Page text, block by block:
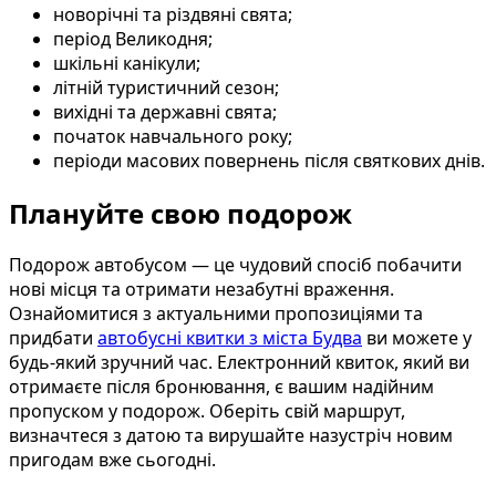
новорічні та різдвяні свята;
період Великодня;
шкільні канікули;
літній туристичний сезон;
вихідні та державні свята;
початок навчального року;
періоди масових повернень після святкових днів.
Плануйте свою подорож
Подорож автобусом — це чудовий спосіб побачити
нові місця та отримати незабутні враження.
Ознайомитися з актуальними пропозиціями та
придбати автобусні квитки з міста Будва ви можете у
будь-який зручний час. Електронний квиток, який ви
отримаєте після бронювання, є вашим надійним
пропуском у подорож. Оберіть свій маршрут,
визначтеся з датою та вирушайте назустріч новим
пригодам вже сьогодні.